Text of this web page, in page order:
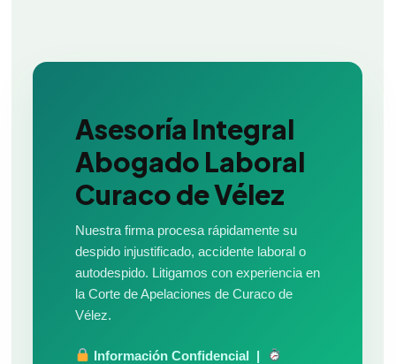
Asesoría Integral
Abogado Laboral
Curaco de Vélez
Nuestra firma procesa rápidamente su
despido injustificado, accidente laboral o
autodespido. Litigamos con experiencia en
la Corte de Apelaciones de Curaco de
Vélez.
Información Confidencial |